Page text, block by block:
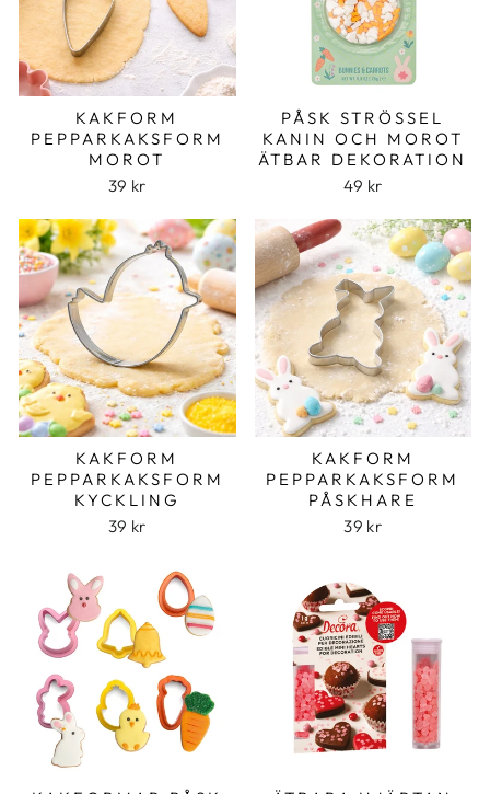
KAKFORM
PEPPARKAKSFORM
MOROT
39 kr
PÅSK STRÖSSEL
KANIN OCH MOROT
ÄTBAR DEKORATION
49 kr
KAKFORM
PEPPARKAKSFORM
KYCKLING
39 kr
KAKFORM
PEPPARKAKSFORM
PÅSKHARE
39 kr